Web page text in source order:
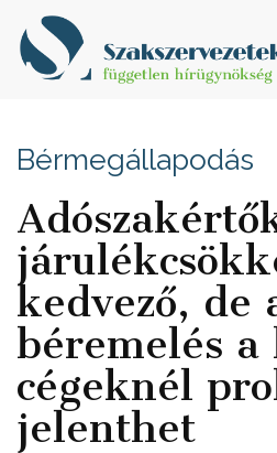
Bérmegállapodás
kedvező, de
béremelés a
cégeknél
jelenthet